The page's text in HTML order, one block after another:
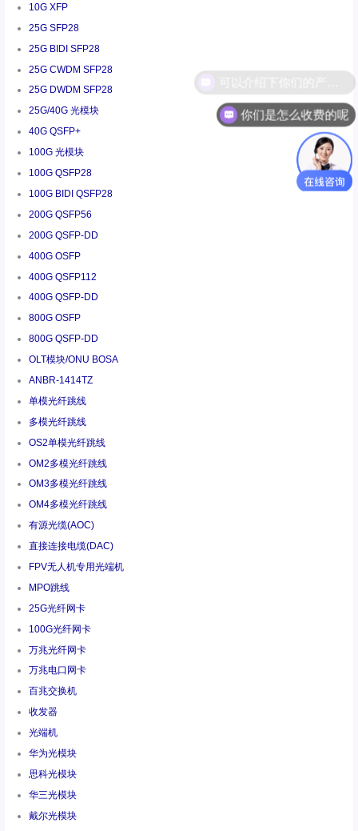
10G XFP
25G SFP28
25G BIDI SFP28
25G CWDM SFP28
25G DWDM SFP28
25G/40G 光模块
40G QSFP+
100G 光模块
100G QSFP28
100G BIDI QSFP28
200G QSFP56
200G QSFP-DD
400G OSFP
400G QSFP112
400G QSFP-DD
800G OSFP
800G QSFP-DD
OLT模块/ONU BOSA
ANBR-1414TZ
单模光纤跳线
多模光纤跳线
OS2单模光纤跳线
OM2多模光纤跳线
OM3多模光纤跳线
OM4多模光纤跳线
有源光缆(AOC)
直接连接电缆(DAC)
FPV无人机专用光端机
MPO跳线
25G光纤网卡
100G光纤网卡
万兆光纤网卡
万兆电口网卡
百兆交换机
收发器
光端机
华为光模块
思科光模块
华三光模块
戴尔光模块
你们是怎么收费的呢